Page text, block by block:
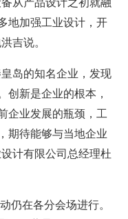
地加强工业设计，开
吉说。
岛的知名企业，发现
创新是企业的根本，
企业发展的瓶颈，工
期待能够与当地企业
计有限公司总经理杜
在各分会场进行。